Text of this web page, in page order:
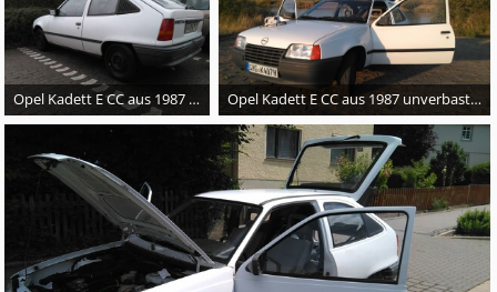
Opel Kadett E CC aus 1987 unverbastelt Originalzustand mit H-Kennzeichen selten 75 PS Opel Kadett E CC aus 1987 unverbastelt Originalzustand mit H-Kennzeichen selten 75 PS